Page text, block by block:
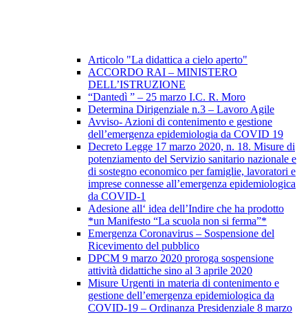
Articolo "La didattica a cielo aperto"
ACCORDO RAI – MINISTERO
DELL’ISTRUZIONE
“Dantedì ” – 25 marzo I.C. R. Moro
Determina Dirigenziale n.3 – Lavoro Agile
Avviso- Azioni di contenimento e gestione
dell’emergenza epidemiologia da COVID 19
Decreto Legge 17 marzo 2020, n. 18. Misure di
potenziamento del Servizio sanitario nazionale e
di sostegno economico per famiglie, lavoratori e
imprese connesse all’emergenza epidemiologica
da COVID-1
Adesione all‘ idea dell’Indire che ha prodotto
*un Manifesto “La scuola non si ferma”*
Emergenza Coronavirus – Sospensione del
Ricevimento del pubblico
DPCM 9 marzo 2020 proroga sospensione
attività didattiche sino al 3 aprile 2020
Misure Urgenti in materia di contenimento e
gestione dell’emergenza epidemiologica da
COVID-19 – Ordinanza Presidenziale 8 marzo